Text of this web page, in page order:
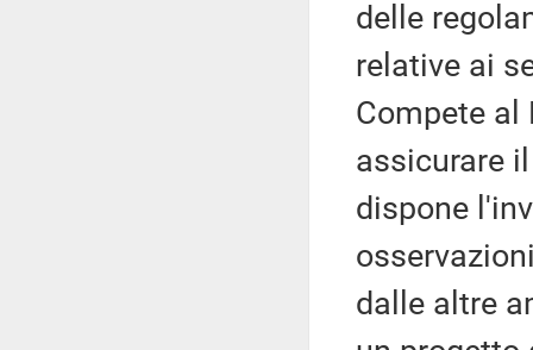
delle
relative ai
Compete al
assicurare
dispone
dalle altre